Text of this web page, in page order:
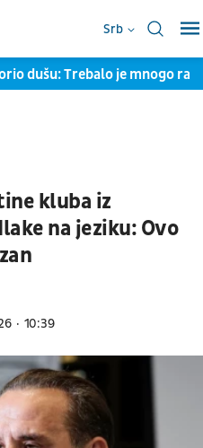
Srb
dušu: Trebalo je mnogo
kluba iz
na jeziku: Ovo
10:39